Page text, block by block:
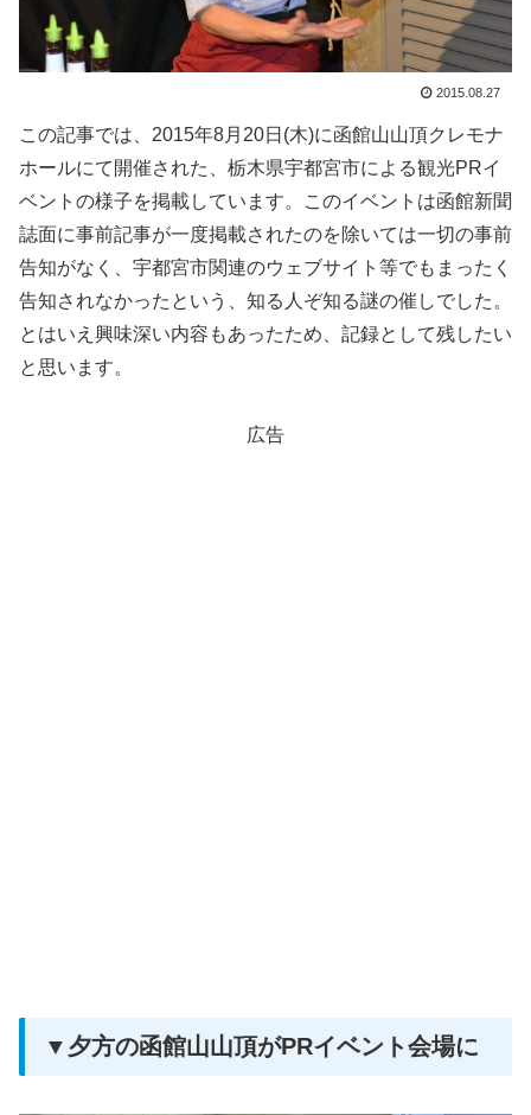
2015.08.27
この記事では、2015年8月20日(木)に函館山山頂クレモナ
ホールにて開催された、栃木県宇都宮市による観光PRイ
ベントの様子を掲載しています。このイベントは函館新聞
誌面に事前記事が一度掲載されたのを除いては一切の事前
告知がなく、宇都宮市関連のウェブサイト等でもまったく
告知されなかったという、知る人ぞ知る謎の催しでした。
とはいえ興味深い内容もあったため、記録として残したい
と思います。
広告
▼夕方の函館山山頂がPRイベント会場に